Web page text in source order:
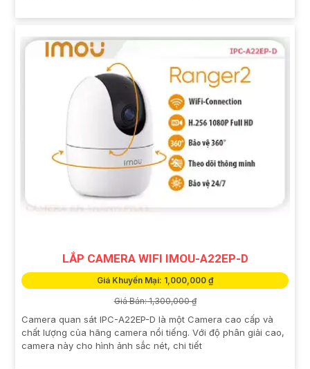
LẮP CAMERA WIFI IMOU-A22EP-D
Giá Khuyến Mại: 1,000,000 ₫
Giá Bán: 1,300,000 ₫
Camera quan sát IPC-A22EP-D là một Camera cao cấp và
chất lượng của hãng camera nổi tiếng. Với độ phân giải cao,
camera này cho hình ảnh sắc nét, chi tiết